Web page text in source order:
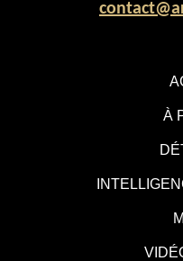
À